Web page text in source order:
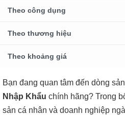
Theo công dụng
Theo thương hiệu
Theo khoảng giá
Bạn đang quan tâm đến dòng
Nhập Khẩu chính hãng? Trong
sản cá nhân và doanh nghiệp